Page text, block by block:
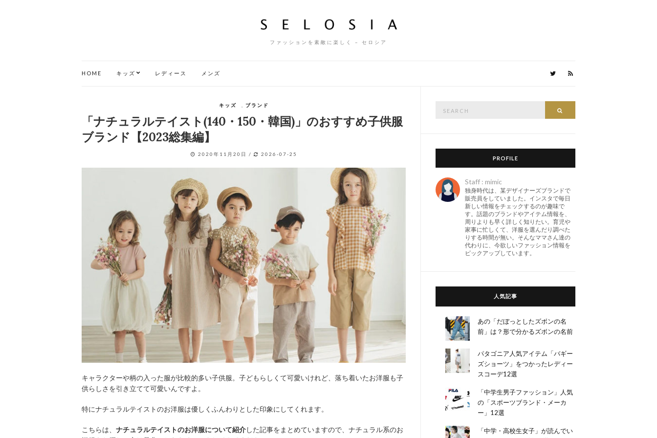
ファッションを素敵に楽しく – セロシア
HOME キッズ レディース メンズ
キッズ ブランド
「ナチュラルテイスト(140・150・韓国)」のおすすめ子供服
ブランド【2023総集編】
2020年11月20日 / 2026-07-25
キャラクターや柄の入った服が比較的多い子供服。子どもらしくて可愛いけれど、落ち着いたお洋服も子
供らしさを引き立てて可愛いんですよ。
特にナチュラルテイストのお洋服は優しくふんわりとした印象にしてくれます。
こちらは、 ナチュラルテイストのお洋服について紹介した記事をまとめていますので、ナチュラル系のお
PROFILE
Staff : mimic
独身時代は、某デザイナーズブランドで
販売員をしていました。インスタで毎日
新しい情報をチェックするのが趣味で
す。話題のブランドやアイテム情報を、
周りよりも早く詳しく知りたい。育児や
家事に忙しくて、洋服を選んだり調べた
りする時間が無い。そんなママさん達の
代わりに、今欲しいファッション情報を
ピックアップしています。
人気記事
あの「だぼっとしたズボンの名
前」は？形で分かるズボンの名前
パタゴニア人気アイテム「バギー
ズショーツ」をつかったレディー
スコーデ12選
「中学生男子ファッション」人気
の「スポーツブランド・メーカ
ー」12選
「中学・高校生女子」が読んでい